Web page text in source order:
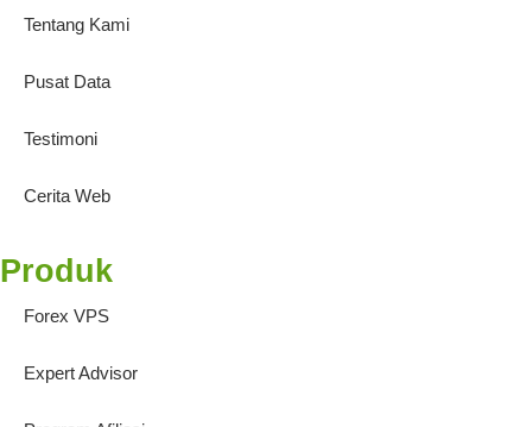
Tentang Kami
Pusat Data
Testimoni
Cerita Web
Produk
Forex VPS
Expert Advisor